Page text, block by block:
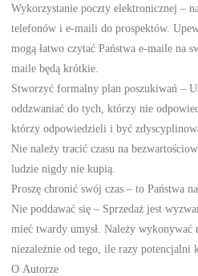
Wykorzystanie poczty elektronicznej –
telefonów i e-maili do prospektów.
mogą łatwo czytać Państwa e-maile na
maile będą krótkie.
Stworzyć formalny plan poszukiwań –
oddzwaniać do tych, którzy nie
którzy odpowiedzieli i być
Nie należy tracić czasu na
ludzie nigdy nie kupią.
Proszę chronić swój czas – to Państwa
Nie poddawać się – Sprzedaż jest
mieć twardy umysł. Należy wykonywać
niezależnie od tego, ile razy potencjalni
O Autorze